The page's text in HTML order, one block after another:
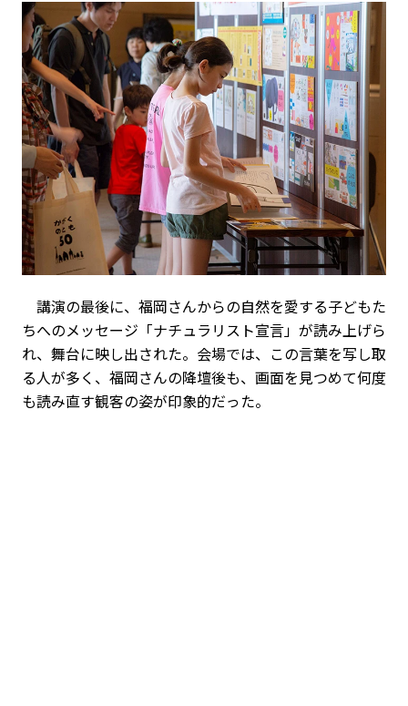
講演の最後に、福岡さんからの自然を愛する子どもた
ちへのメッセージ「ナチュラリスト宣言」が読み上げら
れ、舞台に映し出された。会場では、この言葉を写し取
る人が多く、福岡さんの降壇後も、画面を見つめて何度
も読み直す観客の姿が印象的だった。